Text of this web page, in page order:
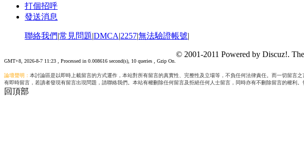
打個招呼
發送消息
聯絡我們|常見問題|DMCA|2257|無法驗證帳號|
GMT+8, 2026-8-7 11:23 , Processed in 0.008616 second(s), 10 queries , Gzip On.
© 2001-2011 Powered by Discuz!.
論壇聲明： 本討論區是以即時上載留言的方式運作，本站對所有留言的真實性、完整性及立場等，不負任何法律責任。而一切留
有即時留言，若讀者發現有留言出現問題，請聯絡我們。本站有權刪除任何留言及拒絕任何人士留言，同時亦有不刪除留言的權利
回頂部